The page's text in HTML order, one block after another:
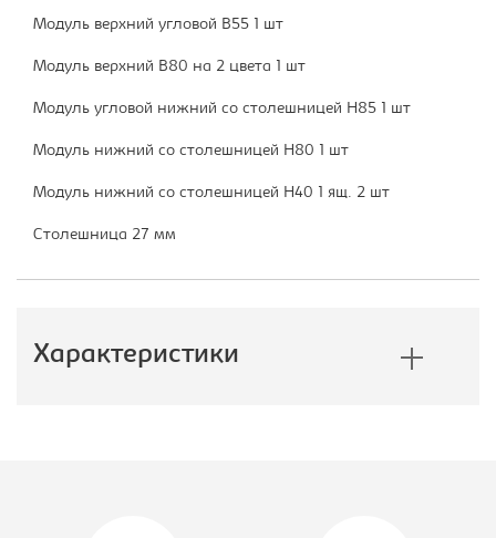
Модуль верхний угловой В55 1 шт
Модуль верхний В80 на 2 цвета 1 шт
Модуль угловой нижний со столешницей Н85 1 шт
Модуль нижний со столешницей Н80 1 шт
Модуль нижний со столешницей Н40 1 ящ. 2 шт
Столешница 27 мм
Характеристики